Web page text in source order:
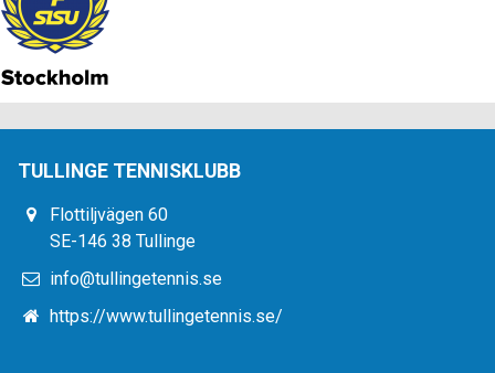
TULLINGE TENNISKLUBB
Flottiljvägen 60
SE-146 38 Tullinge
info@tullingetennis.se
https://www.tullingetennis.se/